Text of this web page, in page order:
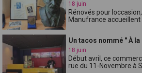
18 juin
Rénovés pour
Manufrance accueillent
Un tacos nommé " À
18 juin
Début avril, ce
rue du 11-Novembre à